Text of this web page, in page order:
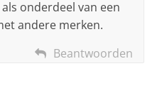
onderdeel van een
andere merken.
Beantwoorden